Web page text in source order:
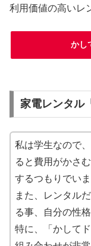
利用価値の高いレ
かし
家電レンタル
私は学生なので
ると費用がかさ
するつもりでいま
また、レンタル
る事、自分の性
特に、「かして